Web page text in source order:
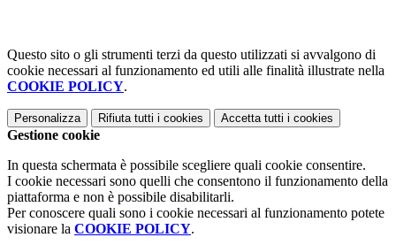
Questo sito o gli strumenti terzi da questo utilizzati si avvalgono di
cookie necessari al funzionamento ed utili alle finalità illustrate nella
COOKIE POLICY.
Personalizza Rifiuta tutti i cookies Accetta tutti i cookies
Gestione cookie
In questa schermata è possibile scegliere quali cookie consentire.
I cookie necessari sono quelli che consentono il funzionamento della
piattaforma e non è possibile disabilitarli.
Per conoscere quali sono i cookie necessari al funzionamento potete
visionare la COOKIE POLICY.